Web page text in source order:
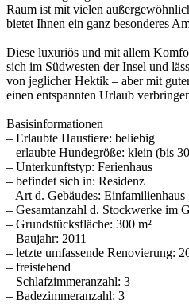
Raum ist mit vielen
bietet Ihnen ein ganz besonderes
Diese luxuriös und mit allem
sich im Südwesten der Insel und
von jeglicher Hektik – aber mit
einen entspannten Urlaub
Basisinformationen
– Erlaubte Haustiere: beliebig
– erlaubte Hundegröße: klein (bis
– Unterkunftstyp: Ferienhaus
– befindet sich in: Residenz
– Art d. Gebäudes: Einfamilienhaus
– Gesamtanzahl d. Stockwerke im
– Grundstücksfläche: 300 m²
– Baujahr: 2011
– letzte umfassende Renovierung:
– freistehend
– Schlafzimmeranzahl: 3
– Badezimmeranzahl: 3